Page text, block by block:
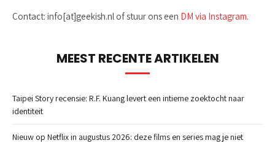
Contact: info[at]geekish.nl of stuur ons een DM via Instagram.
MEEST RECENTE ARTIKELEN
Taipei Story recensie: R.F. Kuang levert een intieme zoektocht naar
identiteit
Nieuw op Netflix in augustus 2026: deze films en series mag je niet